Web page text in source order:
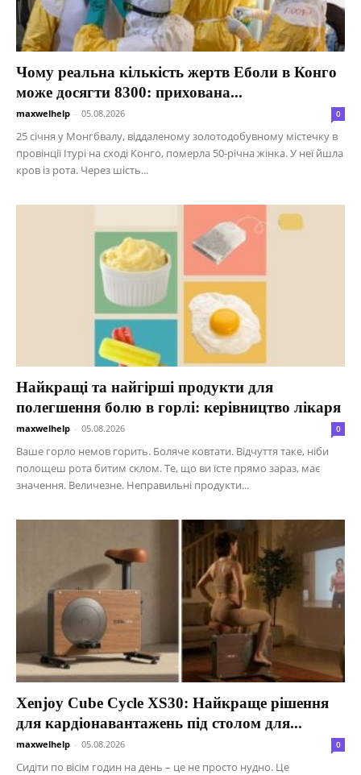
Чому реальна кількість жертв Еболи в Конго
може досягти 8300: прихована...
maxwelhelp - 05.08.2026 0
25 січня у Монгбвалу, віддаленому золотодобувному містечку в
провінції Ітурі на сході Конго, померла 50-річна жінка. У неї йшла
кров із рота. Через шість...
Найкращі та найгірші продукти для
полегшення болю в горлі: керівництво лікаря
maxwelhelp - 05.08.2026 0
Ваше горло немов горить. Боляче ковтати. Відчуття таке, ніби
полощеш рота битим склом. Те, що ви їсте прямо зараз, має
значення. Величезне. Неправильні продукти...
Xenjoy Cube Cycle XS30: Найкраще рішення
для кардіонавантажень під столом для...
maxwelhelp - 05.08.2026 0
Сидіти по вісім годин на день – це не просто нудно. Це